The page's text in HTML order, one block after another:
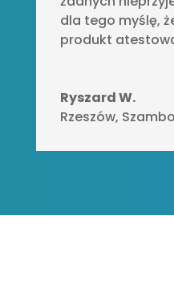
dla tego myślę,
produkt
Ryszard W.
Rzeszów,